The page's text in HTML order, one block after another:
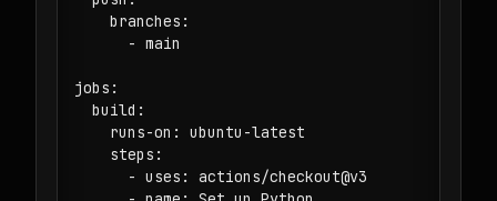
    branches:
      - main
jobs:
  build:
    runs-on: ubuntu-latest
    steps:
      - uses: actions/checkout@v3